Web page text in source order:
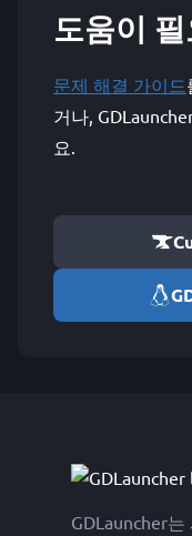
도움이
문제 해결 가이드
거나,
요.
GDLauncher는